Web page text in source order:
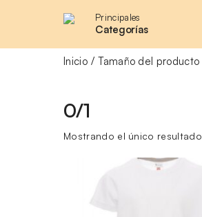
Principales
Categorías
Inicio Tamaño del producto
0/1
Mostrando el único resultado